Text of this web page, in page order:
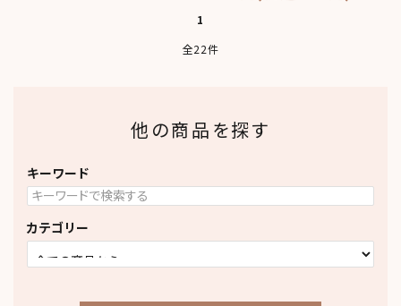
1
全22件
他の商品を探す
キーワード
カテゴリー